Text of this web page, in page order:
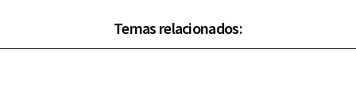
Temas relacionados: